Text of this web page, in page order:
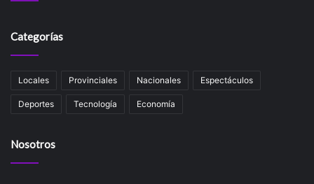
Categorías
Locales Provinciales Nacionales Espectáculos
Deportes Tecnología Economía
Nosotros